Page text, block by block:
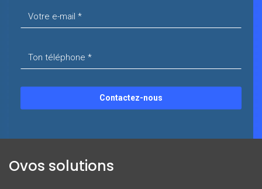
Contactez-nous
Ovos solutions